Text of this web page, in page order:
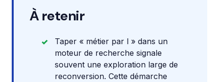
À retenir
Taper « métier par l » dans un
moteur de recherche signale
souvent une exploration large de
reconversion. Cette démarche